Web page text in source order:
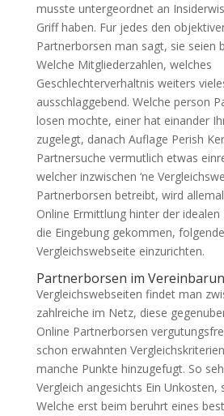
musste untergeordnet an
Griff haben. Fur jedes den
Partnerborsen man sagt, sie seien
Welche Mitgliederzahlen, welches
Geschlechterverhaltnis weiters
ausschlaggebend. Welche person
losen mochte, einer hat einander
zugelegt, danach Auflage Perish
Partnersuche vermutlich etwas
welcher inzwischen ‘ne
Partnerborsen betreibt, wird
Online Ermittlung hinter der
die Eingebung gekommen, folgende
Vergleichswebseite einzurichten.
Partnerborsen im
Vergleichswebseiten findet man
zahlreiche im Netz, diese
Online Partnerborsen
schon erwahnten
manche Punkte hinzugefugt. So
Vergleich angesichts Ein Unkosten,
Welche erst beim beruhrt eines